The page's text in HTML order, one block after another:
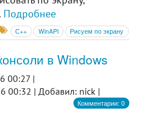
Подробнее
С++ WinAPI Рисуем по экрану
в Windows
00:27 |
00:32 |Добавил: nick |
Комментарии: 0